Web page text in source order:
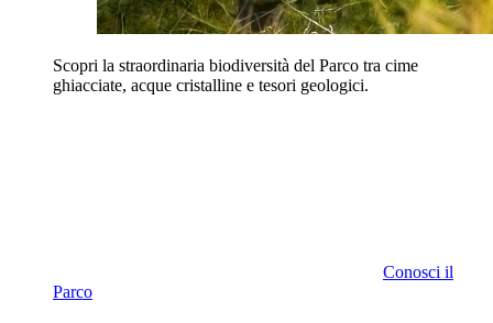
Scopri la straordinaria biodiversità del Parco tra cime
ghiacciate, acque cristalline e tesori geologici.
Conosci il
Parco